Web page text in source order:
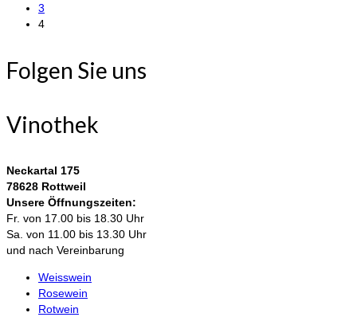
3
4
Folgen Sie uns
Vinothek
Neckartal 175
78628 Rottweil
Unsere Öffnungszeiten:
Fr. von 17.00 bis 18.30 Uhr
Sa. von 11.00 bis 13.30 Uhr
und nach Vereinbarung
Weisswein
Rosewein
Rotwein